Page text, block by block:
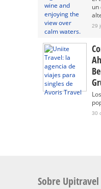
un
29
30
Sobre Upitravel